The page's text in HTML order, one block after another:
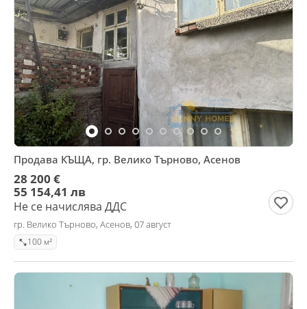
Продава КЪЩА, гр. Велико Търново, Асенов
28 200 €
55 154,41 лв
Не се начислява ДДС
гр. Велико Търново, Асенов, 07 август
100 м²